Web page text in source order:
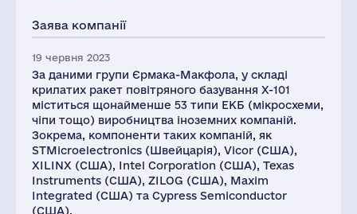
Заява компанії
19 червня 2023
За даними групи Єрмака-Макфола, у складі
крилатих ракет повітряного базування Х-101
міститься щонайменше 53 типи ЕКБ (мікросхеми,
чіпи тощо) виробництва іноземних компаній.
Зокрема, компоненти таких компаній, як
STMicroelectronics (Швейцарія), Vicor (США),
XILINX (США), Intel Corporation (США), Texas
Instruments (США), ZILOG (США), Maxim
Integrated (США) та Cypress Semiconductor
(США).